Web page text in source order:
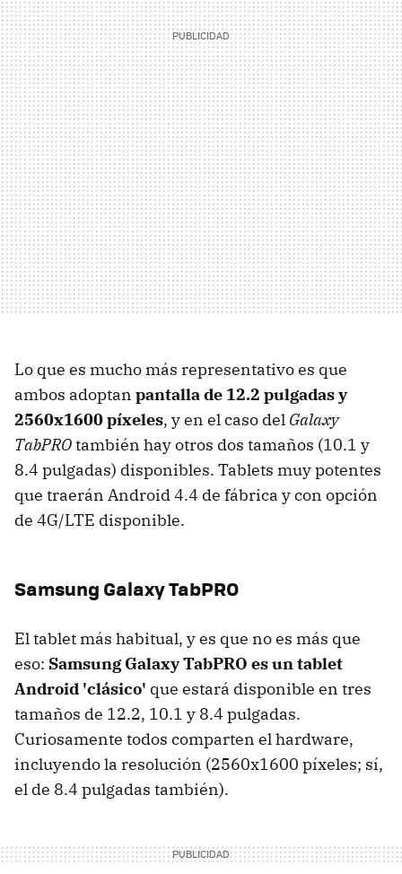
Lo que es mucho más representativo es que
ambos adoptan pantalla de 12.2 pulgadas y
2560x1600 píxeles, y en el caso del Galaxy
TabPROtambién hay otros dos tamaños (10.1 y
8.4 pulgadas) disponibles. Tablets muy potentes
que traerán Android 4.4 de fábrica y con opción
de 4G/LTE disponible.
Samsung Galaxy TabPRO
El tablet más habitual, y es que no es más que
eso: Samsung Galaxy TabPRO es un tablet
Android 'clásico' que estará disponible en tres
tamaños de 12.2, 10.1 y 8.4 pulgadas.
Curiosamente todos comparten el hardware,
incluyendo la resolución (2560x1600 píxeles; sí,
el de 8.4 pulgadas también).